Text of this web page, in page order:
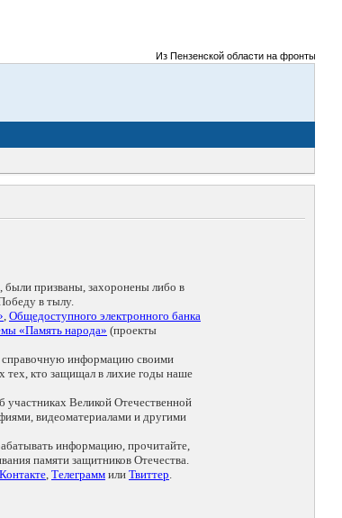
Из Пензенской области на фронты
призваны, захоронены либо в
в тылу.
, Общедоступного электронного банка
«Память народа» (проекты
справочную информацию своими
тех, кто защищал в лихие годы наше
Великой Отечественной
видеоматериалами и другими
информацию, прочитайте,
памяти защитников Отечества.
, Телеграмм или Твиттер.